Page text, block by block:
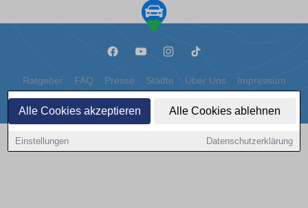
Alle Cookies akzeptieren Alle Cookies ablehnen
Einstellungen Datenschutzerklärung
Ratgeber FAQ Presse Städte Über Uns Impressum
Datenschutz Cookies
Copyright © 2000 - 2026 | 1A Infosysteme GmbH | Content by: 1a-sites-autos